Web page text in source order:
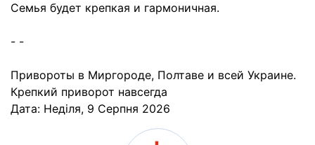
Cемья будет крепкая и гармоничная.
- -
Привороты в Миргороде, Полтаве и всей Украине.
Крепкий приворот навсегда
Дата: Неділя, 9 Серпня 2026